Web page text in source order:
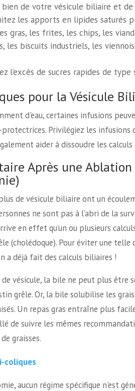
de votre vésicule biliaire et
les apports en lipides saturés
gras, les frites, les chips, les
les biscuits industriels, les
l’excès de sucres rapides de type
pour la Vésicule
d'eau, certaines infusions
Privilégiez les infusions
aider à dissoudre les
Après une
de vésicule biliaire ont un
ne sont pas à l’abri de la
en effet qu’un ou plusieurs
(cholédoque). Pour éviter une
a déjà fait des calculs biliaires !
de vésicule, la bile ne peut plus
grêle. Or, la bile solubilise les
Un repas gras entraîne plus
de suivre les mêmes
graisses.
coliques
aucun régime spécifique n'est